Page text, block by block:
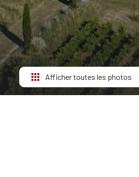
Afficher toutes les photos